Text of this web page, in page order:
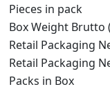
Pieces in pack
Box Weight Brutto
Retail Packaging
Retail Packaging
Packs in Box